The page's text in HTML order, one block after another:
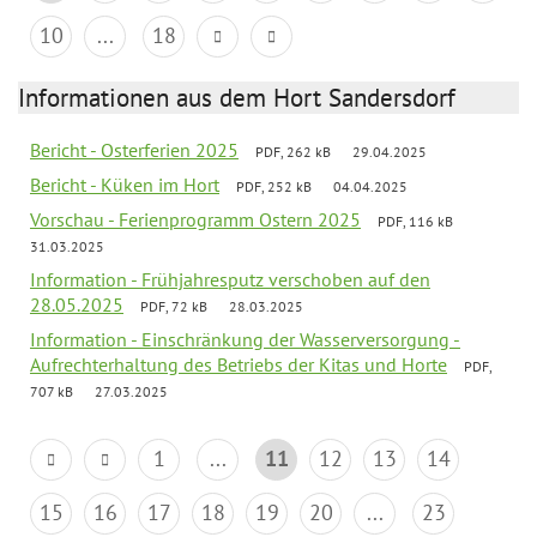
10 ... 18
Informationen aus dem Hort Sandersdorf
Bericht - Osterferien 2025 PDF, 262 kB 29.04.2025
Bericht - Küken im Hort PDF, 252 kB 04.04.2025
Vorschau - Ferienprogramm Ostern 2025
PDF, 116 kB
31.03.2025
Information - Frühjahresputz verschoben auf den
28.05.2025
PDF, 72 kB 28.03.2025
Information - Einschränkung der Wasserversorgung -
Aufrechterhaltung des Betriebs der Kitas und Horte
PDF,
707 kB
27.03.2025
1 ... 11 12 13
14
15
16 17 18 19 20 ... 23